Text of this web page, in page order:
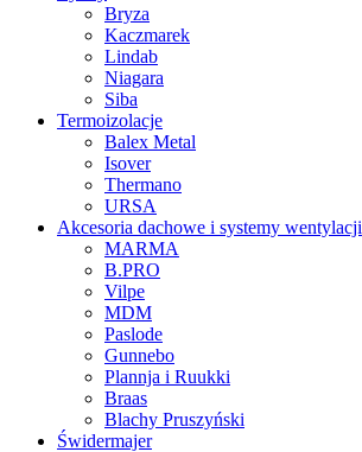
Bryza
Kaczmarek
Lindab
Niagara
Siba
Termoizolacje
Balex Metal
Isover
Thermano
URSA
Akcesoria dachowe i systemy wentylacji
MARMA
B.PRO
Vilpe
MDM
Paslode
Gunnebo
Plannja i Ruukki
Braas
Blachy Pruszyński
Świdermajer